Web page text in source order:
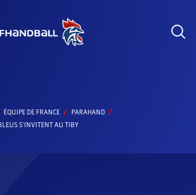
ÉQUIPE DE FRANCE
PARAHAND
S'INVITENT AU TIBY